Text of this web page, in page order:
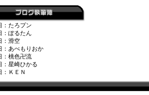
：たろプン
：ぽるたん
：滑空
：あべもりおか
：桃色卍流
：星崎ひかる
：ＫＥＮ